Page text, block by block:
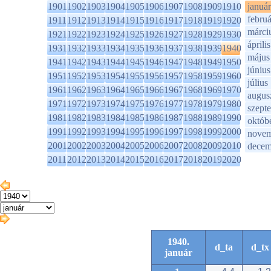
1901190219031904190519061907190819091910
1911191219131914191519161917191819191920
1921192219231924192519261927192819291930
1931193219331934193519361937193819391940
1941194219431944194519461947194819491950
1951195219531954195519561957195819591960
1961196219631964196519661967196819691970
1971197219731974197519761977197819791980
1981198219831984198519861987198819891990
1991199219931994199519961997199819992000
2001200220032004200520062007200820092010
2011201220132014201520162017201820192020
január
április
május
június
július
1940.
január
d_ta d_tx